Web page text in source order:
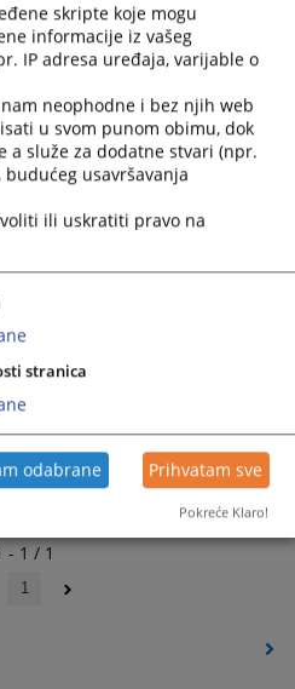
- 1 / 1
1
skripte koje mogu
informacije iz vašeg
IP adresa uređaja, varijable o
neophodne i bez njih web
u svom punom obimu, dok
a služe za dodatne stvari (npr.
usavršavanja
ili uskratiti pravo na
stranica
odabrane Prihvatam sve
Pokreće Klaro!